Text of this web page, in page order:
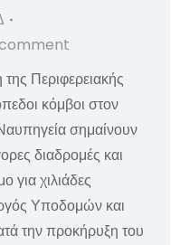
Περιφερειακής
κόμβοι στον
σημαίνουν
διαδρομές και
για χιλιάδες
Υποδομών και
την προκήρυξη του